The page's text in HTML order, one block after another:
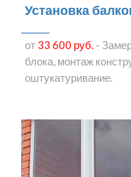
Установка
от 33 600 руб. -
блока, монтаж
оштукатуривание.